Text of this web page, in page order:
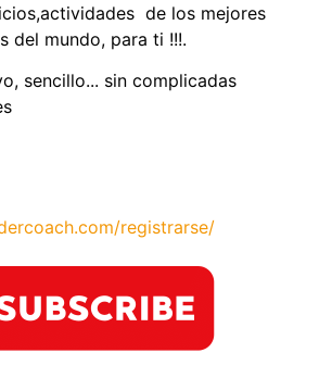
de los mejores
del mundo, para ti !!!.
sencillo... sin complicadas
registrarse/